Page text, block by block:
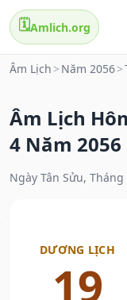
🗓️Amlich.org
Âm Lịch > Năm 2056>
Âm Lịch
4 Năm 2056
Ngày Tân Sửu,
DƯƠNG LỊCH
19